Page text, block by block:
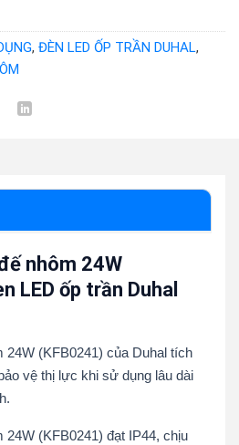
, ĐÈN LED ỐP TRẦN DUHAL,
nhôm 24W
LED ốp trần Duhal
24W (KFB0241) của Duhal tích
vệ thị lực khi sử dụng lâu dài
24W (KFB0241) đạt IP44, chịu